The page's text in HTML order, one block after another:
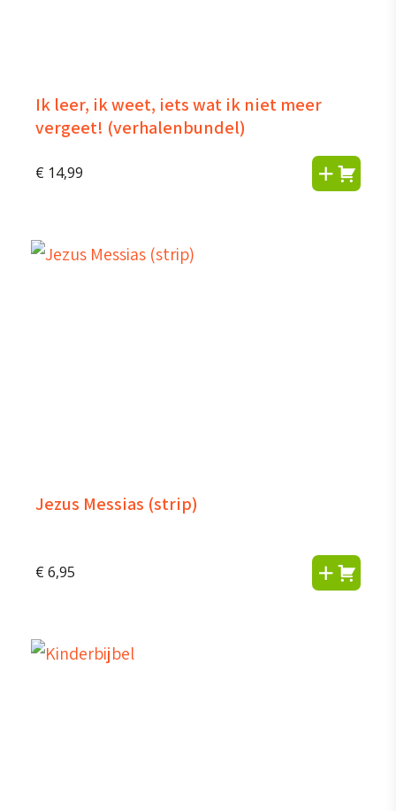
Ik leer, ik weet, iets wat ik niet meer
vergeet! (verhalenbundel)
€ 14,99
Jezus Messias (strip)
€ 6,95